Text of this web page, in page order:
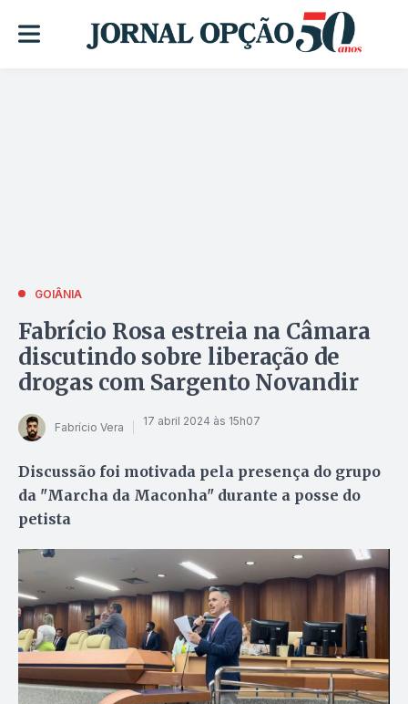
GOIÂNIA
Fabrício Rosa estreia na Câmara
discutindo sobre liberação de
drogas com Sargento Novandir
Fabrício Vera 17 abril 2024 às 15h07
Discussão foi motivada pela presença do grupo
da "Marcha da Maconha" durante a posse do
petista